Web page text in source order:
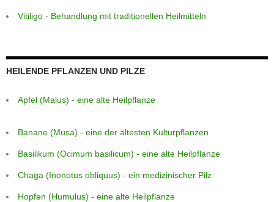
Vitiligo - Behandlung mit traditionellen Heilmitteln
HEILENDE PFLANZEN UND PILZE
Apfel (Malus) - eine alte Heilpflanze
Banane (Musa) - eine der ältesten Kulturpflanzen
Basilikum (Ocimum basilicum) - eine alte Heilpflanze
Chaga (Inonotus obliquus) - ein medizinischer Pilz
Hopfen (Humulus) - eine alte Heilpflanze